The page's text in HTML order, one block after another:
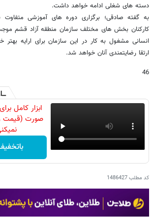
دسته های شغلی ادامه خواهد داشت.
به گفته صادقی؛ برگزاری دوره های آموزشی
کارکنان بخش های مختلف سازمان منطقه آزاد قشم
انسانی مشغول به کار در این سازمان برای ارایه
ارتقا رضایتمندی آنان خواهد شد.
46
ابزار کامل
صورت (قیمت
کد مطلب1486427